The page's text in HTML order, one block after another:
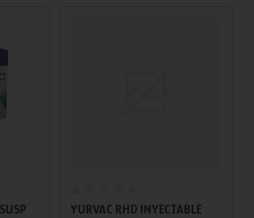
YURVAC RHD INYECTABLE